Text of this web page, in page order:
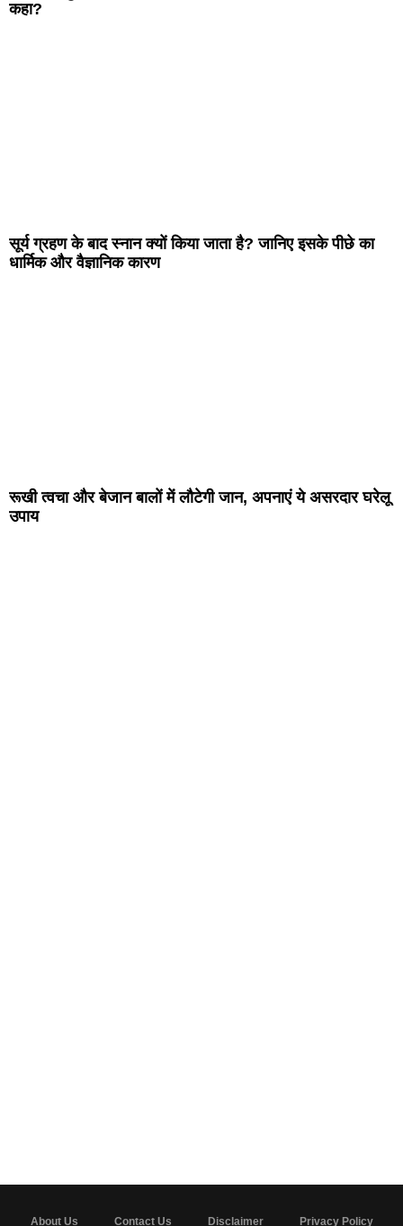
कहा?
सूर्य ग्रहण के बाद स्नान क्यों किया जाता है? जानिए इसके पीछे का
धार्मिक और वैज्ञानिक कारण
रूखी त्वचा और बेजान बालों में लौटेगी जान, अपनाएं ये असरदार घरेलू
उपाय
About Us Contact Us Disclaimer Privacy Policy